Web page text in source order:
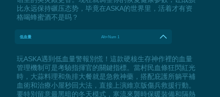
比永远保持碾压态势，毕竟在ASKA的世界里，活着才有资
格喝蜂蜜酒不是吗？
低血量 Alt+Num 1
玩ASKA遇到低血量警報別慌！這款硬核生存神作裡的血量
管理機制可是考驗指揮官的關鍵指標。當村民血條狂閃紅光
時，大蒜料理和魚排大餐就是急救神藥，搭配庇護所躺平補
血術和治療小屋秒回大法，直接上演維京版傷兵救援行動。
要特別留意最黑暗的冬天模式，寒流來襲時保暖裝備和隔熱